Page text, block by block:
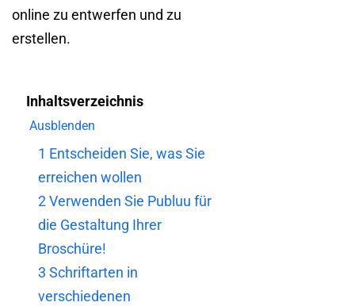
online zu entwerfen und zu
erstellen.
Inhaltsverzeichnis
Ausblenden
1 Entscheiden Sie, was Sie
erreichen wollen
2Verwenden Sie Publuu für
die Gestaltung Ihrer
Broschüre!
3 Schriftarten in
verschiedenen